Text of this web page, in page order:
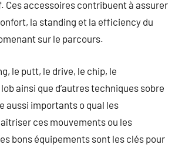
Ces accessoires contribuent à assurer
la standing et la efficiency du
sur le parcours.
le putt, le drive, le chip, le
ainsi que d’autres techniques sobre
aussi importants o qual les
ces mouvements ou les
bons équipements sont les clés pour